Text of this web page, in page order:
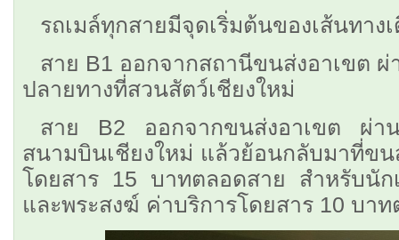
รถเมล์ทุกสายมีจุดเริ่มต้นของเส้นทา
สาย B1 ออกจากสถานีขนส่งอาเขต
ปลายทางที่สวนสัตว์เชียงใหม่
สาย B2 ออกจากขนส่งอาเขต ผ่า
สนามบินเชียงใหม่ แล้วย้อนกลับมาที่ขน
โดยสาร 15 บาทตลอดสาย สำหรับนัก
และพระสงฆ์ ค่าบริการโดยสาร 10 บา